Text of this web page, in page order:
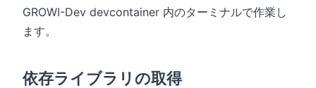
GROWI-Dev devcontainer 内のターミナルで作業し
ます。
依存ライブラリの取得